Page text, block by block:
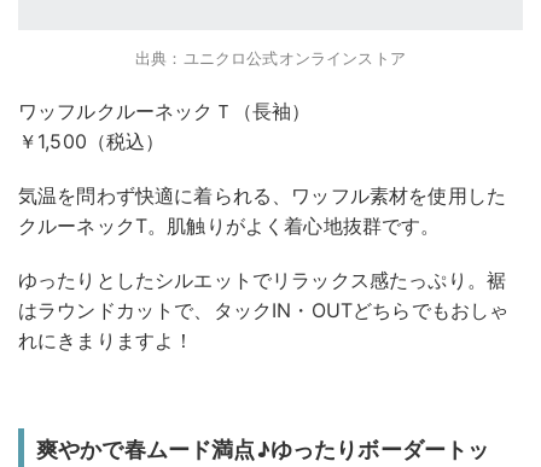
出典：ユニクロ公式オンラインストア
ワッフルクルーネックＴ（長袖）
￥1,500（税込）
気温を問わず快適に着られる、ワッフル素材を使用した
クルーネックT。肌触りがよく着心地抜群です。
ゆったりとしたシルエットでリラックス感たっぷり。裾
はラウンドカットで、タックIN・OUTどちらでもおしゃ
れにきまりますよ！
爽やかで春ムード満点♪ゆったりボーダートッ